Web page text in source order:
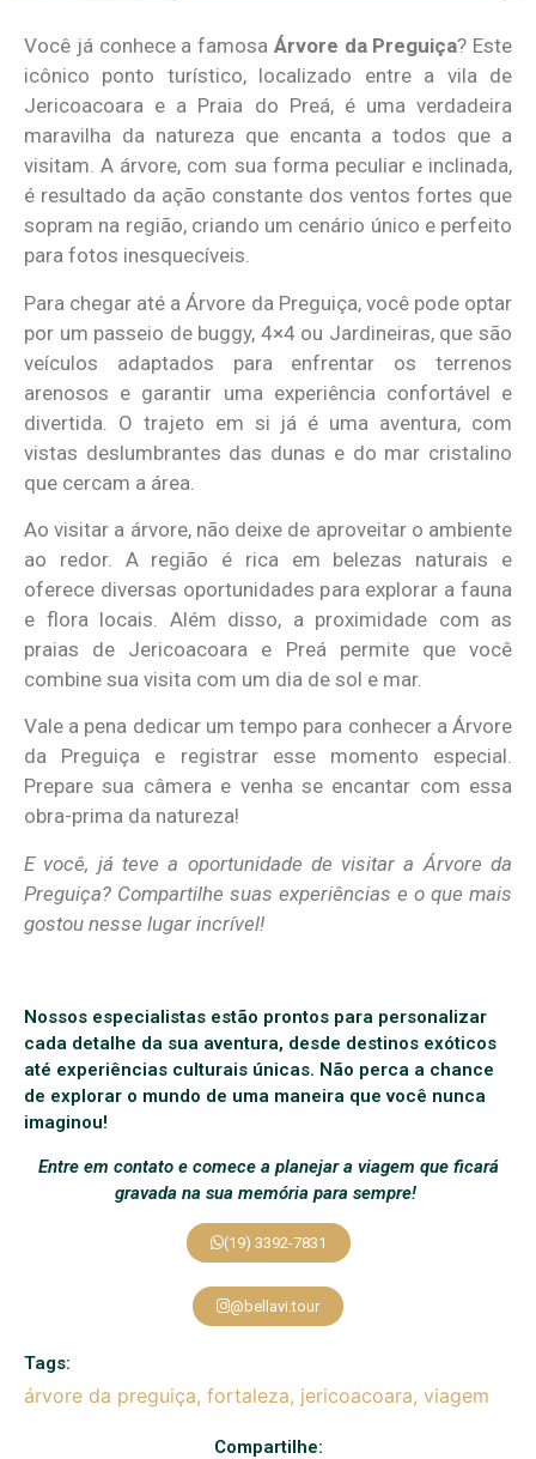
Você já conhece a famosa Árvore da Preguiça? Este
icônico ponto turístico, localizado entre a vila de
Jericoacoara e a Praia do Preá, é uma verdadeira
maravilha da natureza que encanta a todos que a
visitam. A árvore, com sua forma peculiar e inclinada,
é resultado da ação constante dos ventos fortes que
sopram na região, criando um cenário único e perfeito
para fotos inesquecíveis.
Para chegar até a Árvore da Preguiça, você pode optar
por um passeio de buggy, 4×4 ou Jardineiras, que são
veículos adaptados para enfrentar os terrenos
arenosos e garantir uma experiência confortável e
divertida. O trajeto em si já é uma aventura, com
vistas deslumbrantes das dunas e do mar cristalino
que cercam a área.
Ao visitar a árvore, não deixe de aproveitar o ambiente
ao redor. A região é rica em belezas naturais e
oferece diversas oportunidades para explorar a fauna
e flora locais. Além disso, a proximidade com as
praias de Jericoacoara e Preá permite que você
combine sua visita com um dia de sol e mar.
Vale a pena dedicar um tempo para conhecer a Árvore
da Preguiça e registrar esse momento especial.
Prepare sua câmera e venha se encantar com essa
obra-prima da natureza!
E você, já teve a oportunidade de visitar a Árvore da
Preguiça? Compartilhe suas experiências e o que mais
gostou nesse lugar incrível!
Nossos especialistas estão prontos para personalizar
cada detalhe da sua aventura, desde destinos exóticos
até experiências culturais únicas. Não perca a chance
de explorar o mundo de uma maneira que você nunca
imaginou!
Entre em contato e comece a planejar a viagem que ficará
gravada na sua memória para sempre!
(19) 3392-7831
@bellavi.tour
Tags:
árvore da preguiça, fortaleza, jericoacoara, viagem
Compartilhe: